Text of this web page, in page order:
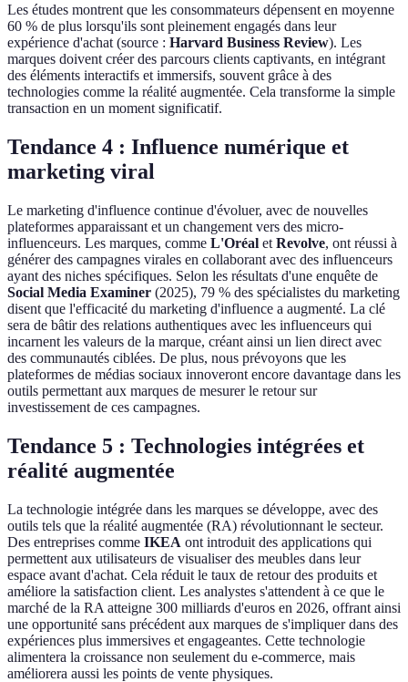
Les études montrent que les consommateurs dépensent en moyenne
60 % de plus lorsqu'ils sont pleinement engagés dans leur
expérience d'achat (source : Harvard Business Review). Les
marques doivent créer des parcours clients captivants, en intégrant
des éléments interactifs et immersifs, souvent grâce à des
technologies comme la réalité augmentée. Cela transforme la simple
transaction en un moment significatif.
Tendance 4 : Influence numérique et
marketing viral
Le marketing d'influence continue d'évoluer, avec de nouvelles
plateformes apparaissant et un changement vers des micro-
influenceurs. Les marques, comme L'Oréal et Revolve, ont réussi à
générer des campagnes virales en collaborant avec des influenceurs
ayant des niches spécifiques. Selon les résultats d'une enquête de
Social Media Examiner (2025), 79 % des spécialistes du marketing
disent que l'efficacité du marketing d'influence a augmenté. La clé
sera de bâtir des relations authentiques avec les influenceurs qui
incarnent les valeurs de la marque, créant ainsi un lien direct avec
des communautés ciblées. De plus, nous prévoyons que les
plateformes de médias sociaux innoveront encore davantage dans les
outils permettant aux marques de mesurer le retour sur
investissement de ces campagnes.
Tendance 5 : Technologies intégrées et
réalité augmentée
La technologie intégrée dans les marques se développe, avec des
outils tels que la réalité augmentée (RA) révolutionnant le secteur.
Des entreprises comme IKEA ont introduit des applications qui
permettent aux utilisateurs de visualiser des meubles dans leur
espace avant d'achat. Cela réduit le taux de retour des produits et
améliore la satisfaction client. Les analystes s'attendent à ce que le
marché de la RA atteigne 300 milliards d'euros en 2026, offrant ainsi
une opportunité sans précédent aux marques de s'impliquer dans des
expériences plus immersives et engageantes. Cette technologie
alimentera la croissance non seulement du e-commerce, mais
améliorera aussi les points de vente physiques.